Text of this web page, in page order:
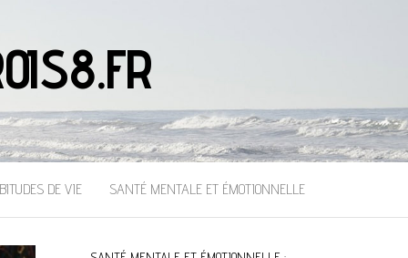
DE VIE SANTÉ MENTALE ET ÉMOTIONNELLE